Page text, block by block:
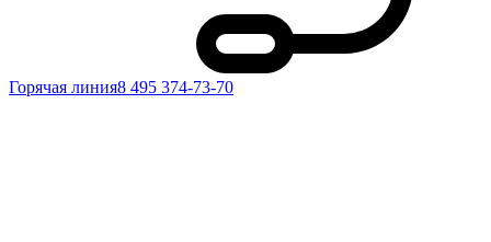
Горячая линия8 495 374-73-70